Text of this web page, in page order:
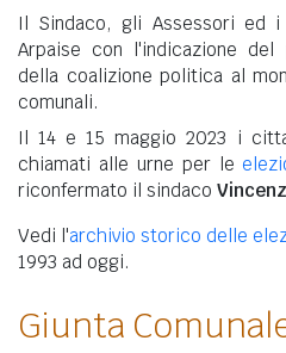
Il Sindaco, gli Assessori ed i
Arpaise con l'indicazione
della coalizione politica al
comunali.
Il 14 e 15 maggio 2023 i
chiamati alle urne per le
riconfermato il sindaco
Vedi l'archivio storico delle
1993 ad oggi.
Giunta